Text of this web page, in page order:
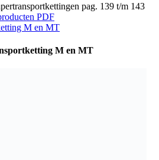
pag. 139 t/m 143
PDF
M en MT
M en MT